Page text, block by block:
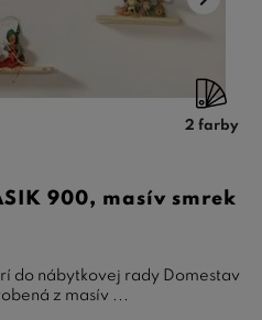
2 farby
900, masív smrek
do nábytkovej rady Domestav
z masív ...